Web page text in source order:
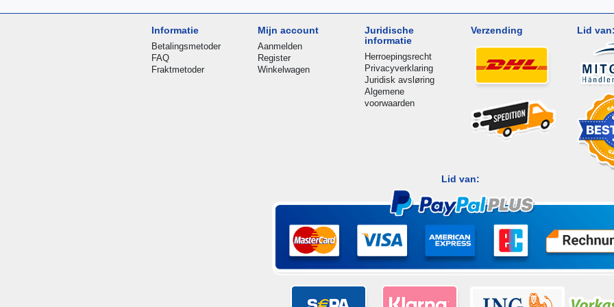
Informatie
Betalingsmetoder
FAQ
Fraktmetoder
Mijn account
Aanmelden
Register
Winkelwagen
Juridische
informatie
Herroepingsrecht
Privacyverklaring
Juridisk avsløring
Algemene
voorwaarden
Verzending Lid
Lid van: